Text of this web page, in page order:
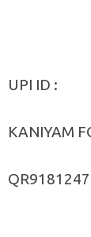
UPI ID :
KANIYAM